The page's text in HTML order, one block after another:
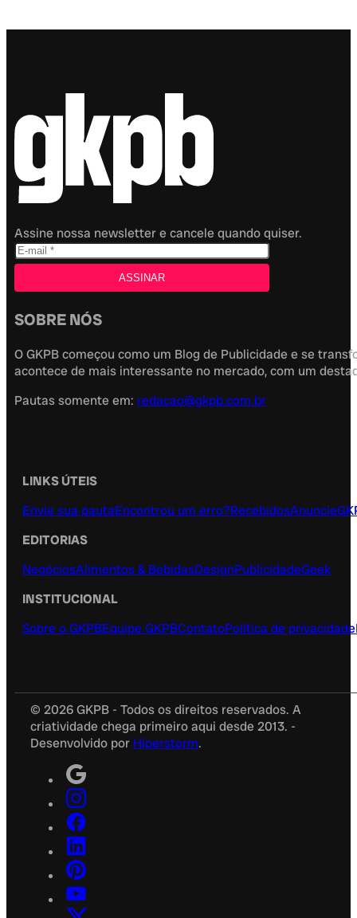
Assine nossa newsletter e cancele quando quiser.
SOBRE NÓS
O GKPB começou como um Blog de Publicidade e se
acontece de mais interessante no mercado, com um
Pautas somente em: redacao@gkpb.com.br
LINKS ÚTEIS
Envie sua pautaEncontrou um erro?RecebidosAnuncie
EDITORIAS
NegóciosAlimentos & BebidasDesignPublicidadeGeek
INSTITUCIONAL
Sobre o GKPBEquipe GKPBContatoPolítica de privacidade
© 2026 GKPB - Todos os direitos reservados. A
criatividade chega primeiro aqui desde 2013. -
Desenvolvido por Hiperstorm.